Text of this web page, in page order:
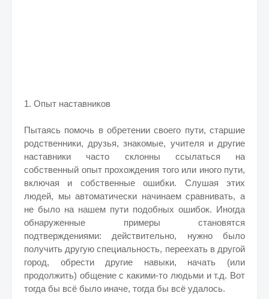
1. Опыт наставников
Пытаясь помочь в обретении своего пути, старшие
родственники, друзья, знакомые, учителя и другие
наставники часто склонны ссылаться на
собственный опыт прохождения того или иного пути,
включая и собственные ошибки. Слушая этих
людей, мы автоматически начинаем сравнивать, а
не было на нашем пути подобных ошибок. Иногда
обнаруженные примеры становятся
подтверждениями: действительно, нужно было
получить другую специальность, переехать в другой
город, обрести другие навыки, начать (или
продолжить) общение с какими-то людьми и т.д. Вот
тогда бы всё было иначе, тогда бы всё удалось.